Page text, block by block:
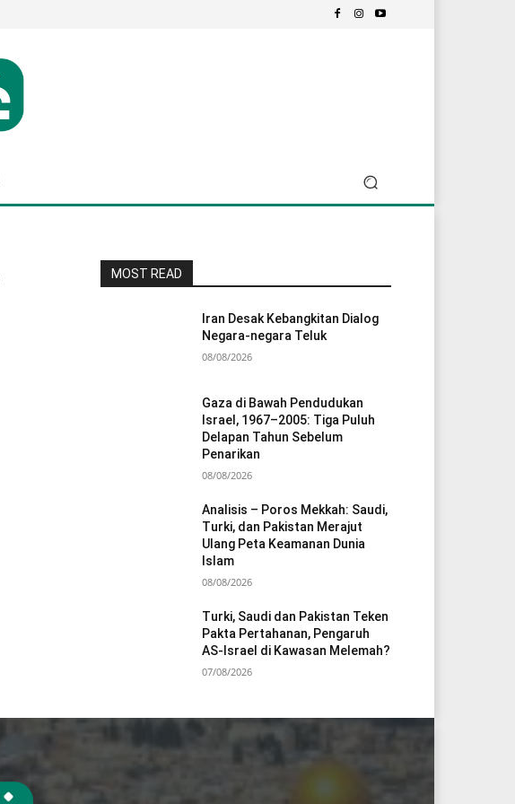
MOST READ
Iran Desak Kebangkitan Dialog
Negara-negara Teluk
08/08/2026
Gaza di Bawah Pendudukan
Israel, 1967–2005: Tiga Puluh
Delapan Tahun Sebelum
Penarikan
08/08/2026
Analisis – Poros Mekkah: Saudi,
Turki, dan Pakistan Merajut
Ulang Peta Keamanan Dunia
Islam
08/08/2026
Turki, Saudi dan Pakistan Teken
Pakta Pertahanan, Pengaruh
AS-Israel di Kawasan Melemah?
07/08/2026